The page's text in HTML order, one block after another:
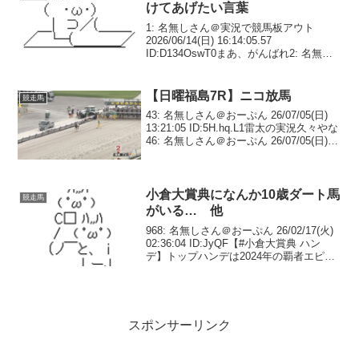
けてあげたい言葉
1: 名無しさん＠実況で競馬板アウト
2026/06/14(日) 16:14:05.57
ID:D134OswT0まあ、がんばれ2: 名無し
ID:xnrHEQ/J...
競走馬 【日曜福島7R】ニコ放馬
43: 名無しさん＠おーぷん 26/07/05(日)
13:21:05 ID:5H.hq.L1雷太の実況久々やな
46: 名無しさん＠おーぷん 26/07/05(日)
競走馬
小倉大賞典になんか10歳ダート馬
がいる… 他
968: 名無しさん＠おーぷん 26/02/17(火)
02:36:04 ID:JyQF【#小倉大賞典 ハン
デ】トップハンデは2024年の覇者エピフ
スポンサーリンク